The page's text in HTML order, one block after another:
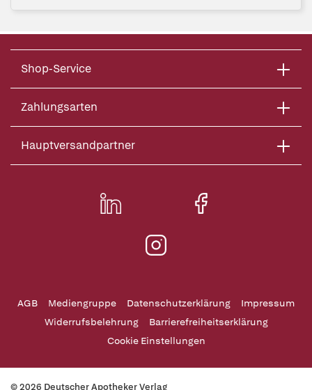
Shop-Service
Zahlungsarten
Hauptversandpartner
AGB Mediengruppe Datenschutzerklärung
Impressum
Widerrufsbelehrung
Barrierefreiheitserklärung
Cookie Einstellungen
© 2026 Deutscher Apotheker Verlag